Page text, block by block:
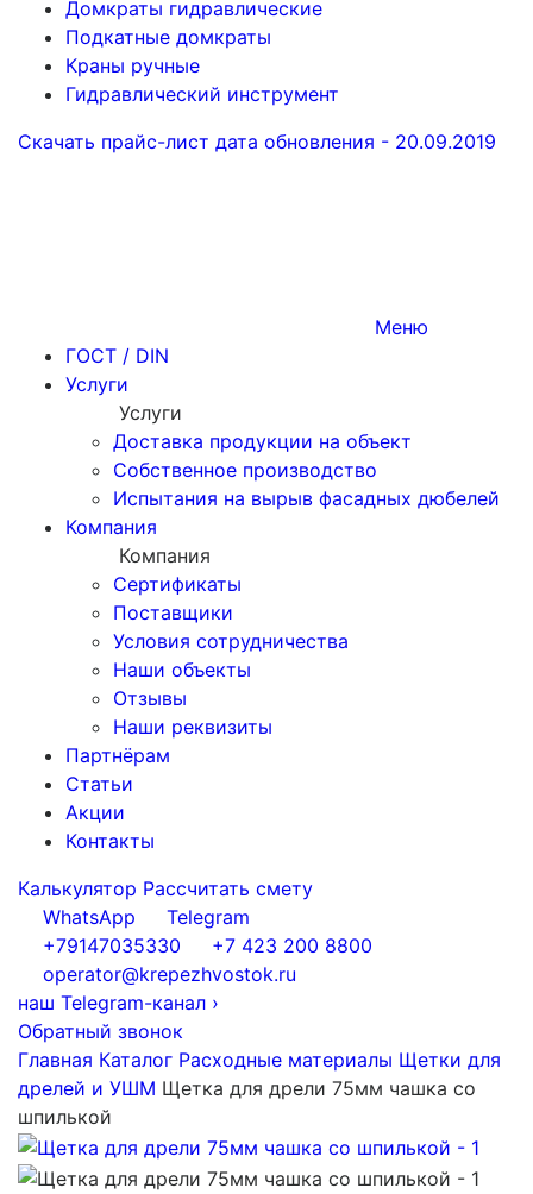
Домкраты гидравлические
Подкатные домкраты
Краны ручные
Гидравлический инструмент
Скачать прайс-лист дата обновления - 20.09.2019
Меню
ГОСТ / DIN
Услуги
Услуги
Доставка продукции на объект
Собственное производство
Испытания на вырыв фасадных дюбелей
Компания
Компания
Сертификаты
Поставщики
Условия сотрудничества
Наши объекты
Отзывы
Наши реквизиты
Партнёрам
Статьи
Акции
Контакты
Калькулятор Рассчитать смету
WhatsApp
Telegram
+79147035330
+7 423 200 8800
operator@krepezhvostok.ru
наш Telegram-канал ›
Обратный звонок
Главная Каталог Расходные материалы Щетки для
дрелей и УШМ Щетка для дрели 75мм чашка со
шпилькой